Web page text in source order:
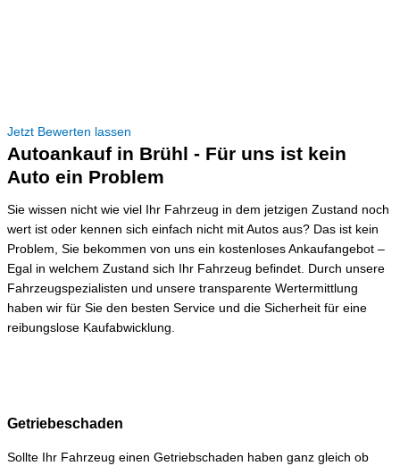
Jetzt Bewerten lassen
Autoankauf in Brühl - Für uns ist kein
Auto ein Problem
Sie wissen nicht wie viel Ihr Fahrzeug in dem jetzigen Zustand noch
wert ist oder kennen sich einfach nicht mit Autos aus? Das ist kein
Problem, Sie bekommen von uns ein kostenloses Ankaufangebot –
Egal in welchem Zustand sich Ihr Fahrzeug befindet. Durch unsere
Fahrzeugspezialisten und unsere transparente Wertermittlung
haben wir für Sie den besten Service und die Sicherheit für eine
reibungslose Kaufabwicklung.
Getriebeschaden
Sollte Ihr Fahrzeug einen Getriebschaden haben ganz gleich ob